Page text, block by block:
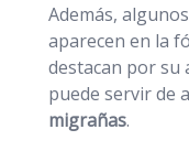
Además,
aparecen en la
destacan por su
puede servir de
migrañas.